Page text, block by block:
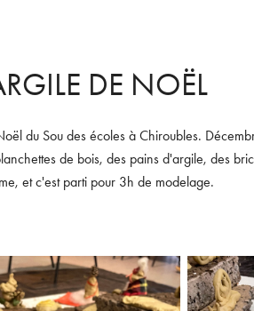
DE NOËL
du Sou des écoles à Chiroubles.
de bois, des pains d'argile, des
et c'est parti pour 3h de modelage.